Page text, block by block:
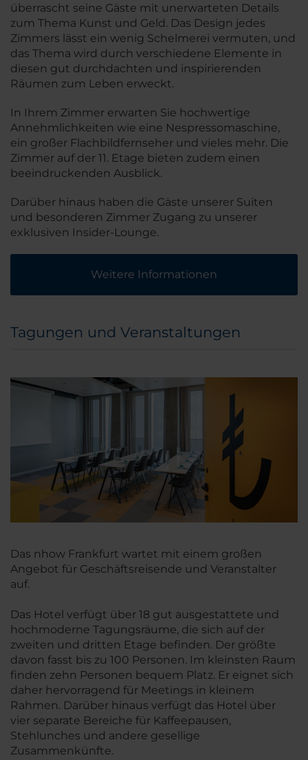
überrascht seine Gäste mit unerwarteten Details
zum Thema Kunst und Geld. Das Design jedes
Zimmers lässt ein wenig Schelmerei vermuten, und
das Thema wird durch verschiedene Elemente in
diesen gut durchdachten und inspirierenden
Räumen zum Leben erweckt.
In Ihrem Zimmer erwarten Sie hochwertige
Annehmlichkeiten wie eine Nespressomaschine,
ein großer Flachbildfernseher und vieles mehr. Die
Zimmer auf der 11. Etage bieten zudem einen
beeindruckenden Ausblick.
Darüber hinaus haben die Gäste unserer Suiten
und besonderen Zimmer Zugang zu unserer
exklusiven Insider-Lounge.
Weitere Informationen
Tagungen und Veranstaltungen
Das nhow Frankfurt wartet mit einem großen
Angebot für Geschäftsreisende und Veranstalter
auf.
Das Hotel verfügt über 18 gut ausgestattete und
hochmoderne Tagungsräume, die sich auf der
zweiten und dritten Etage befinden. Der größte
davon fasst bis zu 100 Personen. Im kleinsten Raum
finden zehn Personen bequem Platz. Er eignet sich
daher hervorragend für Meetings in kleinem
Rahmen. Darüber hinaus verfügt das Hotel über
vier separate Bereiche für Kaffeepausen,
Stehlunches und andere gesellige
Zusammenkünfte.